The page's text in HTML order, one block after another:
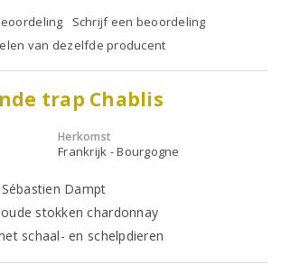
Schrijf een beoordeling
van dezelfde producent
trap Chablis
Herkomst
Frankrijk - Bourgogne
Dampt
stokken chardonnay
schaal- en schelpdieren